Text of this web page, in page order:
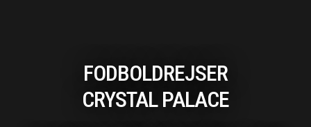
FODBOLDREJSER
CRYSTAL PALACE